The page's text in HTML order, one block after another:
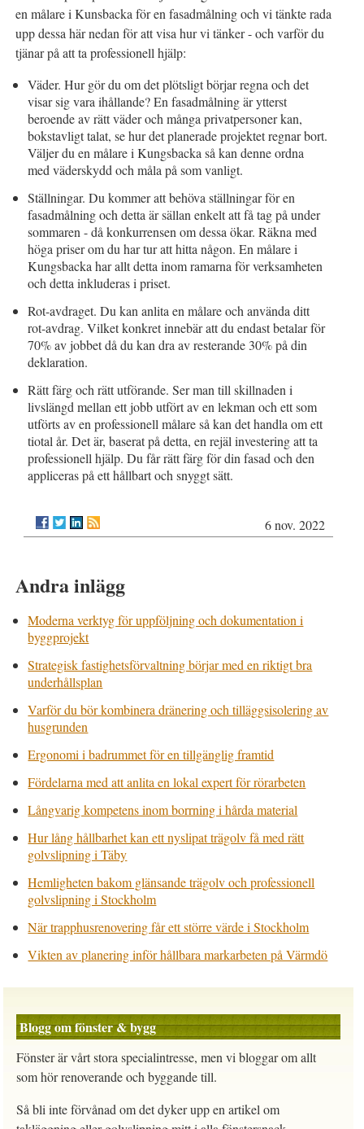
en målare i Kunsbacka för en fasadmålning och vi tänkte rada
upp dessa här nedan för att visa hur vi tänker - och varför du
tjänar på att ta professionell hjälp:
Väder. Hur gör du om det plötsligt börjar regna och det
visar sig vara ihållande? En fasadmålning är ytterst
beroende av rätt väder och många privatpersoner kan,
bokstavligt talat, se hur det planerade projektet regnar bort.
Väljer du en målare i Kungsbacka så kan denne ordna
med väderskydd och måla på som vanligt.
Ställningar. Du kommer att behöva ställningar för en
fasadmålning och detta är sällan enkelt att få tag på under
sommaren - då konkurrensen om dessa ökar. Räkna med
höga priser om du har tur att hitta någon. En målare i
Kungsbacka har allt detta inom ramarna för verksamheten
och detta inkluderas i priset.
Rot-avdraget. Du kan anlita en målare och använda ditt
rot-avdrag. Vilket konkret innebär att du endast betalar för
70% av jobbet då du kan dra av resterande 30% på din
deklaration.
Rätt färg och rätt utförande. Ser man till skillnaden i
livslängd mellan ett jobb utfört av en lekman och ett som
utförts av en professionell målare så kan det handla om ett
tiotal år. Det är, baserat på detta, en rejäl investering att ta
professionell hjälp. Du får rätt färg för din fasad och den
appliceras på ett hållbart och snyggt sätt.
6 nov. 2022
Andra inlägg
Moderna verktyg för uppföljning och dokumentation i
byggprojekt
Strategisk fastighetsförvaltning börjar med en riktigt bra
underhållsplan
Varför du bör kombinera dränering och tilläggsisolering av
husgrunden
Ergonomi i badrummet för en tillgänglig framtid
Fördelarna med att anlita en lokal expert för rörarbeten
Långvarig kompetens inom borrning i hårda material
Hur lång hållbarhet kan ett nyslipat trägolv få med rätt
golvslipning i Täby
Hemligheten bakom glänsande trägolv och professionell
golvslipning i Stockholm
När trapphusrenovering får ett större värde i Stockholm
Vikten av planering inför hållbara markarbeten på Värmdö
Blogg om fönster & bygg
Fönster är vårt stora specialintresse, men vi bloggar om allt
som hör renoverande och byggande till.
Så bli inte förvånad om det dyker upp en artikel om